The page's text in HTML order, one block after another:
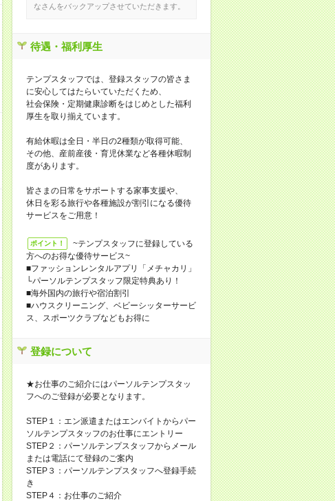
なさんをバックアップさせていただきます。
待遇・福利厚生
テンプスタッフでは、登録スタッフの皆さま
に安心してはたらいていただくため、
社会保険・定期健康診断をはじめとした福利
厚生を取り揃えています。
有給休暇は全日・半日の2種類が取得可能、
その他、産前産後・育児休業など各種休暇制
度があります。
皆さまの日常をサポートする家事支援や、
休日を彩る旅行や各種施設が割引になる優待
サービスをご用意！
ポイント！
~テンプスタッフに登録している
方へのお得な優待サービス~
■ファッションレンタルアプリ「メチャカリ」
└パーソルテンプスタッフ限定特典あり！
■海外国内の旅行や宿泊割引
■ハウスクリーニング、ベビーシッターサービ
ス、スポーツクラブなどもお得に
登録について
★お仕事のご紹介にはパーソルテンプスタッ
フへのご登録が必要となります。
STEP１：エン派遣またはエンバイトからパー
ソルテンプスタッフのお仕事にエントリー
STEP２：パーソルテンプスタッフからメール
または電話にて登録のご案内
STEP３：パーソルテンプスタッフへ登録手続
き
STEP４：お仕事のご紹介